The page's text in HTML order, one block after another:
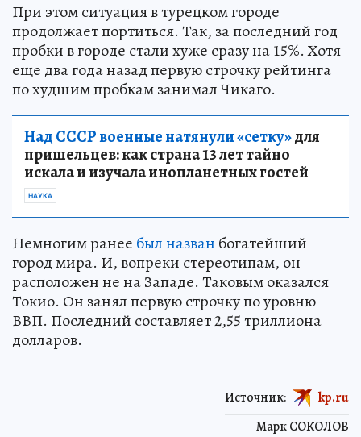
При этом ситуация в турецком городе
продолжает портиться. Так, за последний год
пробки в городе стали хуже сразу на 15%. Хотя
еще два года назад первую строчку рейтинга
по худшим пробкам занимал Чикаго.
Над СССР военные натянули «сетку»для
пришельцев: как страна 13 лет тайно
искала и изучала инопланетных гостей
НАУКА
Немногим ранее был назван богатейший
город мира. И, вопреки стереотипам, он
расположен не на Западе. Таковым оказался
Токио. Он занял первую строчку по уровню
ВВП. Последний составляет 2,55 триллиона
долларов.
Марк СОКОЛОВ
Источник: kp.ru